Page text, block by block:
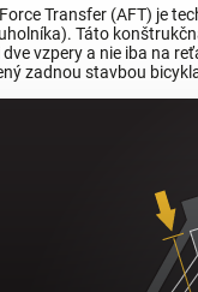
Transfer (AFT) je
Táto
dve vzpery a nie iba na
zadnou stavbou